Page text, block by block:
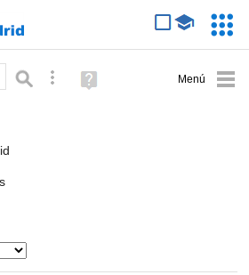
Búsqueda avanzada
Ayuda
(en